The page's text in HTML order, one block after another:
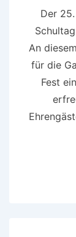
Der
An
für die
Fest